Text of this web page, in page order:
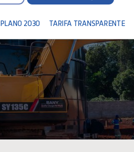
PLANO 2030 TARIFA TRANSPARENTE